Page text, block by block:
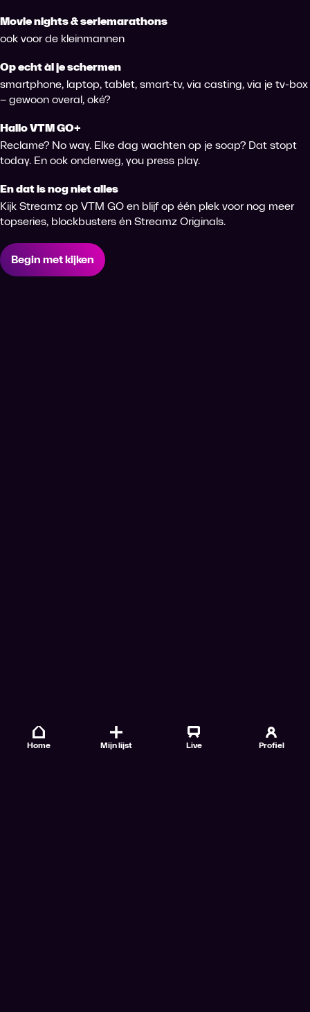
Home Mijn lijst Live Profiel
Movie nights & seriemarathons
ook voor de kleinmannen
Op echt àl je schermen
smartphone, laptop, tablet, smart-tv, via casting, via je tv-box
– gewoon overal, oké?
Hallo VTM GO+
Reclame? No way. Elke dag wachten op je soap? Dat stopt
today. En ook onderweg, you press play.
En dat is nog niet alles
Kijk Streamz op VTM GO en blijf op één plek voor nog meer
topseries, blockbusters én Streamz Originals.
Begin met kijken